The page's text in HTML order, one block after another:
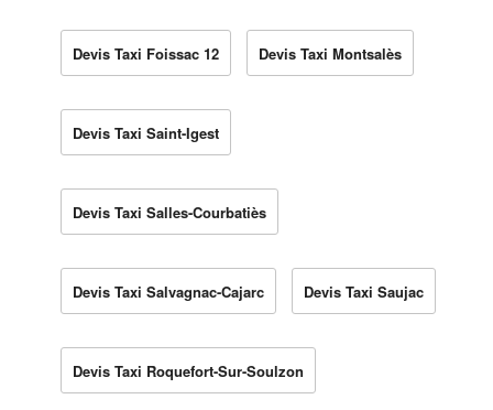
Devis Taxi Foissac 12 Devis Taxi Montsalès
Devis Taxi Saint-Igest
Devis Taxi Salles-Courbatiès
Devis Taxi Salvagnac-Cajarc Devis Taxi Saujac
Devis Taxi Roquefort-Sur-Soulzon